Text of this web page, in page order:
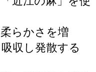
らかさを増
収し発散する